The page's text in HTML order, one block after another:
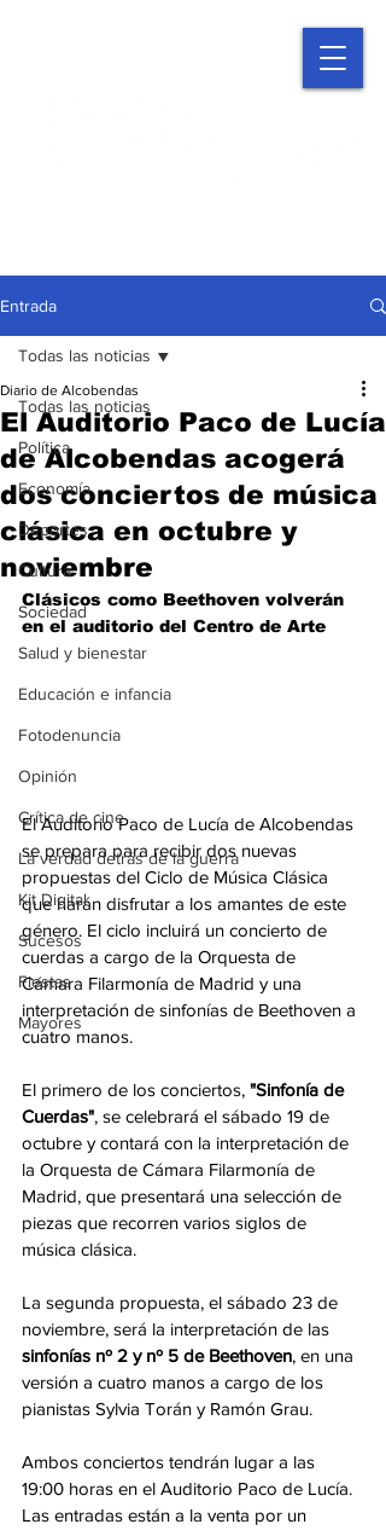
Entrada
Todas las noticias
Política
Economía
Deportes
Cultura
Sociedad
Salud y bienestar
Educación e infancia
Fotodenuncia
Opinión
Crítica de cine
La verdad detrás de la guerra
Kit Digital
Sucesos
Fiestas
Mayores
Todas las noticias
El Auditorio Paco de Lucía
de Alcobendas acogerá
dos conciertos de música
clásica en octubre y
noviembre
Diario de Alcobendas
Clásicos como Beethoven volverán
en el auditorio del Centro de Arte
El Auditorio Paco de Lucía de Alcobendas
se prepara para recibir dos nuevas
propuestas del Ciclo de Música Clásica
que harán disfrutar a los amantes de este
género. El ciclo incluirá un concierto de
cuerdas a cargo de la Orquesta de
Cámara Filarmonía de Madrid y una
interpretación de sinfonías de Beethoven a
cuatro manos.
El primero de los conciertos, "Sinfonía de
Cuerdas", se celebrará el sábado 19 de
octubre y contará con la interpretación de
la Orquesta de Cámara Filarmonía de
Madrid, que presentará una selección de
piezas que recorren varios siglos de
música clásica.
La segunda propuesta, el sábado 23 de
noviembre, será la interpretación de las
sinfonías nº 2 y nº 5 de Beethoven, en una
versión a cuatro manos a cargo de los
pianistas Sylvia Torán y Ramón Grau.
Ambos conciertos tendrán lugar a las
19:00 horas en el Auditorio Paco de Lucía.
Las entradas están a la venta por un